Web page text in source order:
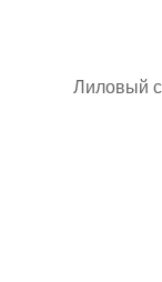
Лиловый